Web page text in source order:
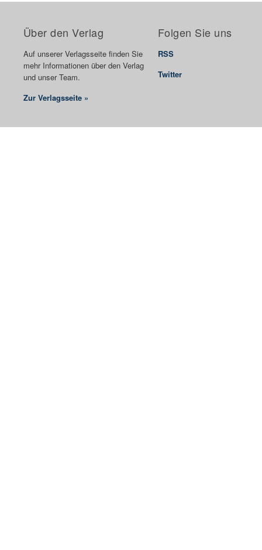
Über den Verlag
Auf unserer Verlagsseite finden Sie
mehr Informationen über den Verlag
und unser Team.
Zur Verlagsseite »
Folgen Sie uns
RSS
Twitter